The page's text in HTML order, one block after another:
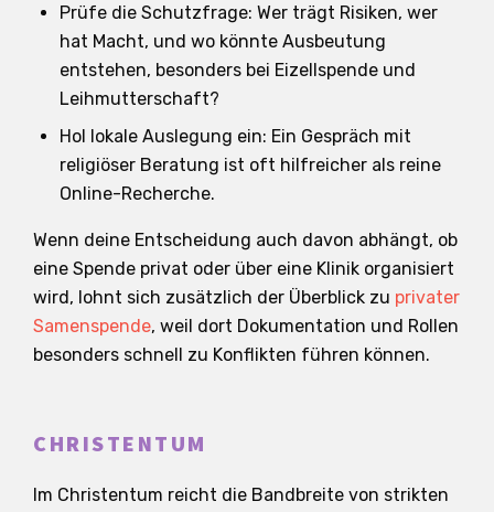
Prüfe die Schutzfrage: Wer trägt Risiken, wer
hat Macht, und wo könnte Ausbeutung
entstehen, besonders bei Eizellspende und
Leihmutterschaft?
Hol lokale Auslegung ein: Ein Gespräch mit
religiöser Beratung ist oft hilfreicher als reine
Online-Recherche.
Wenn deine Entscheidung auch davon abhängt, ob
eine Spende privat oder über eine Klinik organisiert
wird, lohnt sich zusätzlich der Überblick zu privater
Samenspende, weil dort Dokumentation und Rollen
besonders schnell zu Konflikten führen können.
CHRISTENTUM
Im Christentum reicht die Bandbreite von strikten